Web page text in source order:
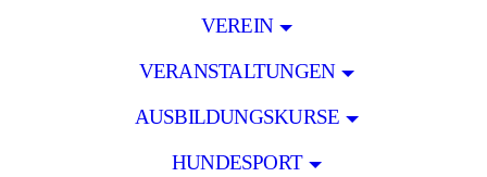
VEREIN
VERANSTALTUNGEN
AUSBILDUNGSKURSE
HUNDESPORT